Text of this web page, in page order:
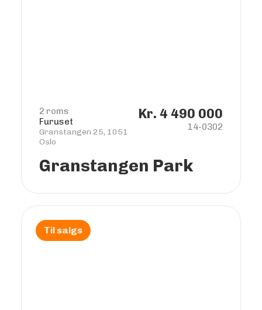
2 roms
Furuset
Granstangen 25, 1051
Oslo
Kr. 4 490 000
14-0302
Granstangen Park
Til salgs